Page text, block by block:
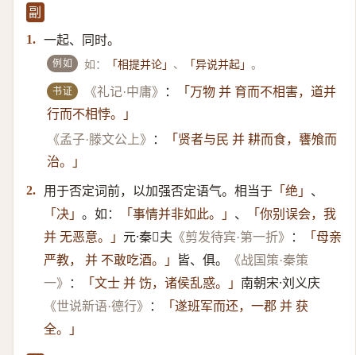
副
1. 一起、同时。
例如 如： 「相提并论」 、 「异说并起」。
书证 《礼记·中庸》 ：
「万物 并 育而不相害，道并
行而不相悖。」
《孟子·滕文公上》
：
「贤者与民 并 耕而食，饔飧而
治。」
2. 用于否定词前，以加强否定语气。相当于 「绝」 、
「决」 。如： 「事情并非如此。」 、
「你别误会，我
并 无恶意。」 元·秦𥳑夫 《剪发待宾·第一折》 ：
「母亲
严教， 并 不敢吃酒。」
皆、俱。
《战国策·秦策
一》
： 「文士 并 饬，诸侯乱惑。」 南朝宋·刘义庆
《世说新语·德行》 ：
「遂班军而还，一郡 并 获
全。」